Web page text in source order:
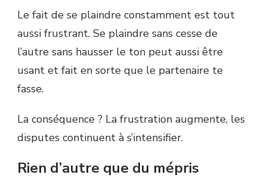
Le fait de se plaindre constamment est tout
aussi frustrant. Se plaindre sans cesse de
l’autre sans hausser le ton peut aussi être
usant et fait en sorte que le partenaire te
fasse.
La conséquence ? La frustration augmente, les
disputes continuent à s’intensifier.
Rien d’autre que du mépris